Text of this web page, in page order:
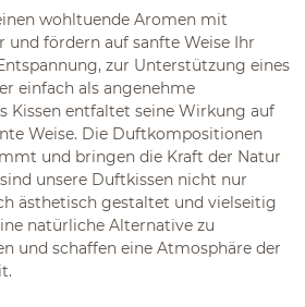
wohltuende Aromen mit
fördern auf sanfte Weise Ihr
zur Unterstützung eines
einfach als angenehme
Kissen entfaltet seine Wirkung auf
Weise. Die Duftkompositionen
und bringen die Kraft der Natur
unsere Duftkissen nicht nur
ästhetisch gestaltet und vielseitig
natürliche Alternative zu
und schaffen eine Atmosphäre der